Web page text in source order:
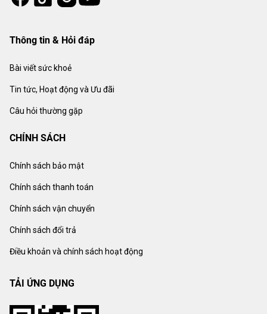
Thông tin & Hỏi đáp
Bài viết sức khoẻ
Tin tức, Hoạt động và Ưu đãi
Câu hỏi thường gặp
CHÍNH SÁCH
Chính sách bảo mật
Chính sách thanh toán
Chính sách vận chuyển
Chính sách đổi trả
Điều khoản và chính sách hoạt động
TẢI ỨNG DỤNG